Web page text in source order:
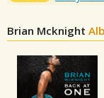
Brian Mcknight